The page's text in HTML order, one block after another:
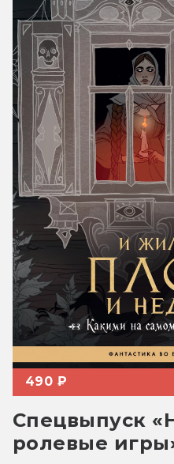
490 ₽
Спецвыпуск
ролевые